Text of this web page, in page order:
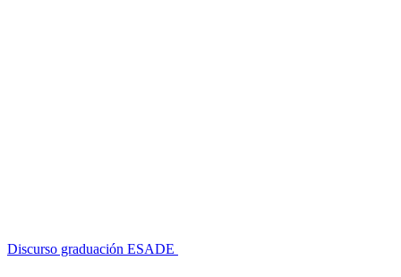
Discurso graduación ESADE